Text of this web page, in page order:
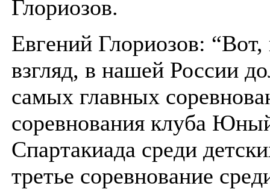
Глориозов.
Евгений Глориозов:
взгляд, в нашей России
самых главных
соревнования клуба
Спартакиада среди
третье соревнование